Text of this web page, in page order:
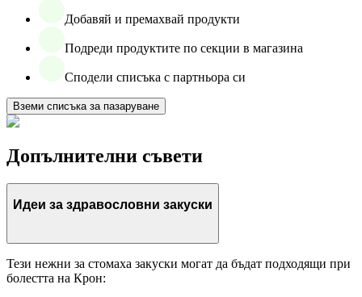
Добавяй и премахвай продукти
Подреди продуктите по секции в магазина
Сподели списъка с партньора си
Вземи списъка за пазаруване
Допълнителни съвети
Идеи за здравословни закуски
Тези нежни за стомаха закуски могат да бъдат подходящи при
болестта на Крон: